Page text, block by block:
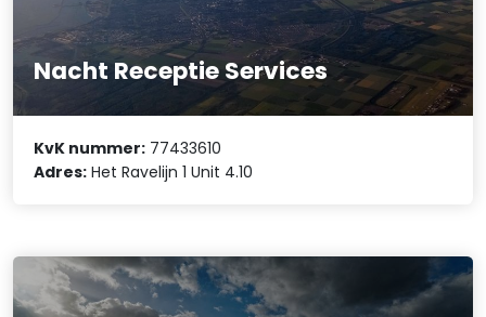
Nacht Receptie Services
KvK nummer: 77433610
Adres: Het Ravelijn 1 Unit 4.10